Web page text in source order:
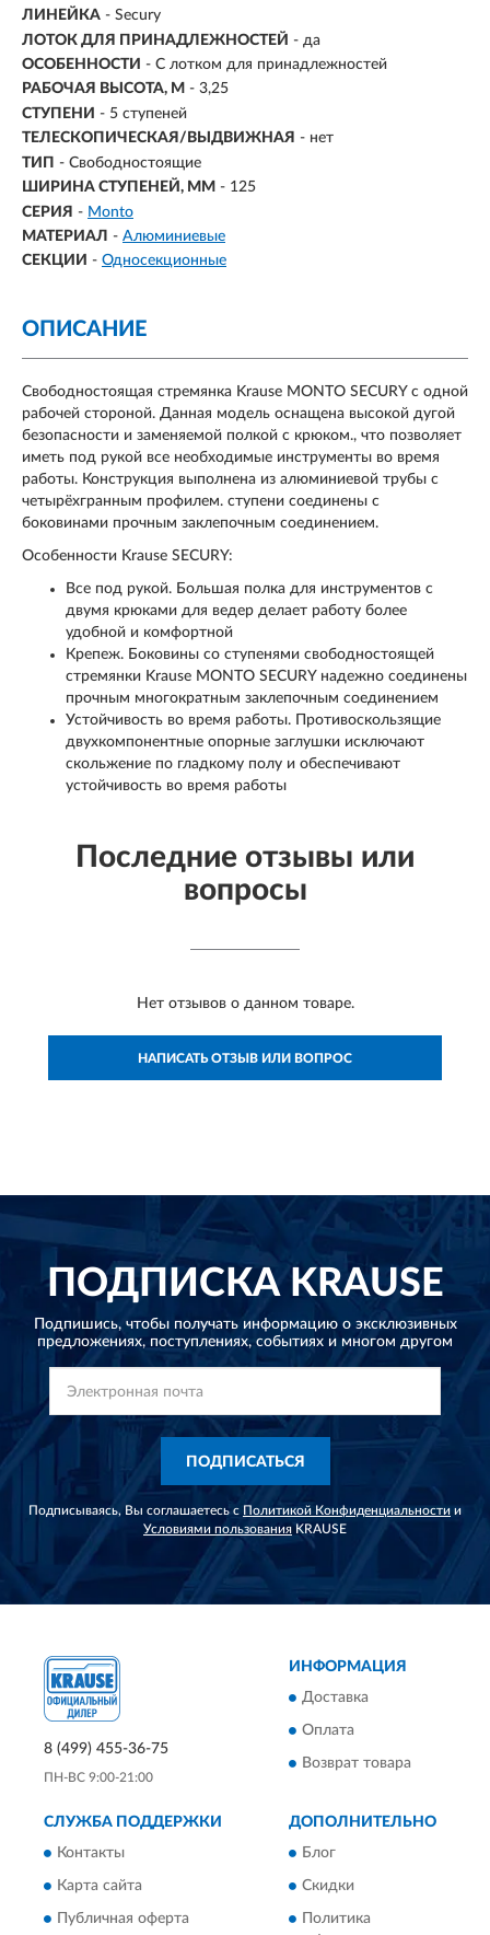
ЛИНЕЙКА - Secury
ЛОТОК ДЛЯ ПРИНАДЛЕЖНОСТЕЙ - да
ОСОБЕННОСТИ - С лотком для принадлежностей
РАБОЧАЯ ВЫСОТА, М - 3,25
СТУПЕНИ - 5 ступеней
ТЕЛЕСКОПИЧЕСКАЯ/ВЫДВИЖНАЯ - нет
ТИП - Свободностоящие
ШИРИНА СТУПЕНЕЙ, ММ - 125
СЕРИЯ - Monto
МАТЕРИАЛ - Алюминиевые
СЕКЦИИ - Односекционные
ОПИСАНИЕ
Свободностоящая стремянка Krause MONTO SECURY с одной
рабочей стороной. Данная модель оснащена высокой дугой
безопасности и заменяемой полкой с крюком., что позволяет
иметь под рукой все необходимые инструменты во время
работы. Конструкция выполнена из алюминиевой трубы с
четырёхгранным профилем. ступени соединены с
боковинами прочным заклепочным соединением.
Особенности Krause SECURY:
Все под рукой. Большая полка для инструментов с
двумя крюками для ведер делает работу более
удобной и комфортной
Крепеж. Боковины со ступенями свободностоящей
стремянки Krause MONTO SECURY надежно соединены
прочным многократным заклепочным соединением
Устойчивость во время работы. Противоскользящие
двухкомпонентные опорные заглушки исключают
скольжение по гладкому полу и обеспечивают
устойчивость во время работы
Последние отзывы или
вопросы
Нет отзывов о данном товаре.
НАПИСАТЬ ОТЗЫВ ИЛИ ВОПРОС
ПОДПИСКАKRAUSE
Подпишись, чтобы получать информацию о эксклюзивных
предложениях, поступлениях, событиях и многом другом
ПОДПИСАТЬСЯ
Подписываясь, Вы соглашаетесь с Политикой Конфиденциальности и
Условиями пользования KRAUSE
8 (499) 455-36-75
ПН-ВС 9:00-21:00
ИНФОРМАЦИЯ
Доставка
Оплата
Возврат товара
СЛУЖБА ПОДДЕРЖКИ
Контакты
Карта сайта
Публичная оферта
ДОПОЛНИТЕЛЬНО
Блог
Скидки
Политика